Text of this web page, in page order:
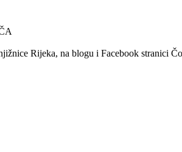
Rijeka, na blogu i Facebook stranici